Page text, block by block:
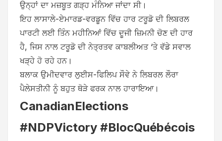
ਉਨ੍ਹਾਂ ਦਾ ਮਜ਼ਬੂਤ ਗੜ੍ਹ ਮੰਨਿਆ ਜਾਂਦਾ ਸੀ।
ਇਹ ਲਾਸਾਲੇ-ਏਮਾਰਡ-ਵਰਡੂਨ ਵਿੱਚ ਹਾਰ ਟਰੂਡੋ ਦੀ ਲਿਬਰਲ
ਪਾਰਟੀ ਲਈ ਤਿੰਨ ਮਹੀਨਿਆਂ ਵਿੱਚ ਦੂਜੀ ਜ਼ਿਮਨੀ ਚੋਣ ਦੀ ਹਾਰ
ਹੈ, ਜਿਸ ਨਾਲ ਟਰੂਡੋ ਦੀ ਨੇਤ੍ਰਤਵ ਕਾਬਲੀਅਤ ‘ਤੇ ਵੱਡੇ ਸਵਾਲ
ਖੜ੍ਹੇ ਹੋ ਰਹੇ ਹਨ।
ਬਲਾਕ ਉਮੀਦਵਾਰ ਲੁਈਸ-ਫਿਲਿਪ ਸੌਵੇ ਨੇ ਲਿਬਰਲ ਲੌਰਾ
ਪੈਲੇਸਤੀਨੀ ਨੂੰ ਬਹੁਤ ਥੋੜੇ ਫਰਕ ਨਾਲ ਹਾਰਾਇਆ।
CanadianElections
#NDPVictory #BlocQuébécois